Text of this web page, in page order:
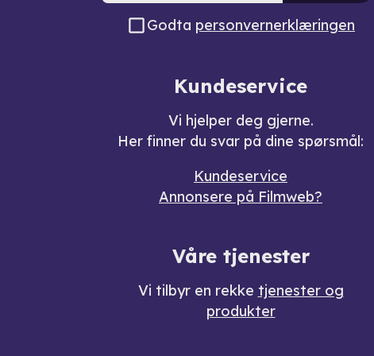
Godta personvernerklæringen
Kundeservice
Vi hjelper deg gjerne.
Her finner du svar på dine spørsmål:
Kundeservice
Annonsere på Filmweb?
Våre tjenester
Vi tilbyr en rekke tjenester og
produkter